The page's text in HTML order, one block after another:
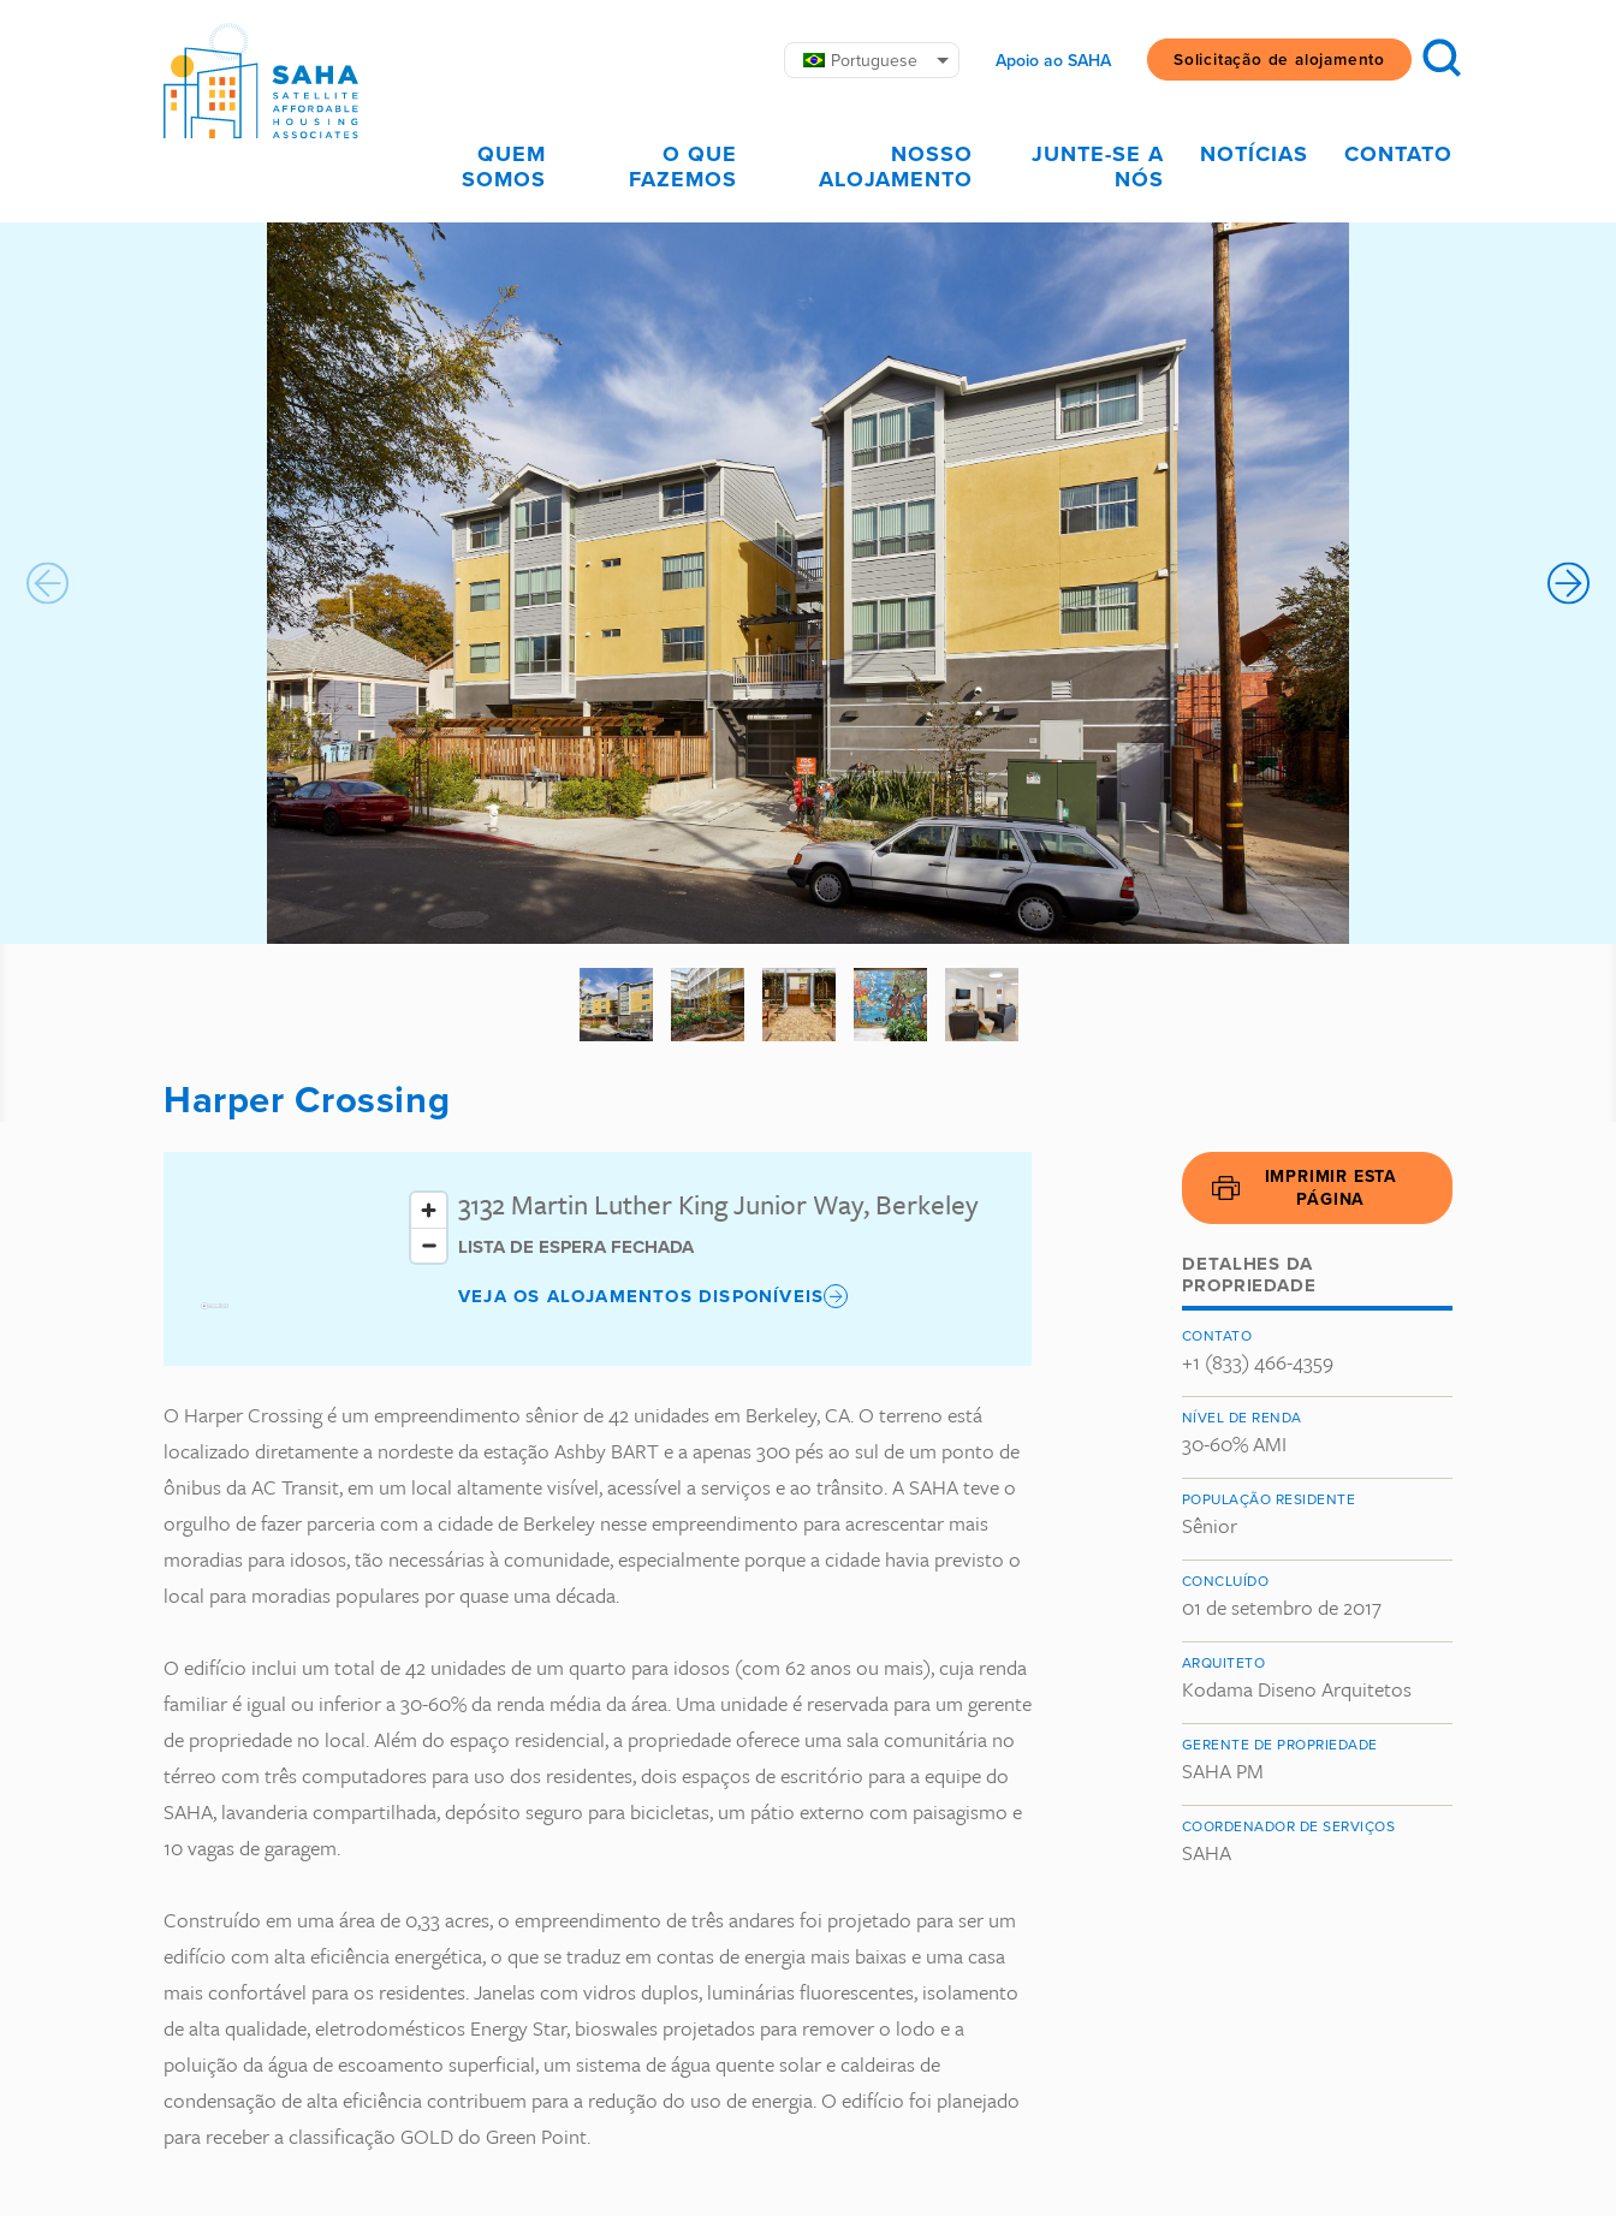
Pular para o conteúdo
Portuguese Apoio ao SAHA Solicitação de alojamento
QUEM
SOMOS
O QUE
FAZEMOS
NOSSO
ALOJAMENTO
JUNTE-SE A
NÓS
NOTÍCIAS CONTATO
Harper Crossing
3132 Martin Luther King Junior Way, Berkeley
LISTA DE ESPERA FECHADA
VEJA OS ALOJAMENTOS DISPONÍVEIS
IMPRIMIR ESTA
PÁGINA
DETALHES DA
PROPRIEDADE
CONTATO
+1 (833) 466-4359
NÍVEL DE RENDA
30-60% AMI
POPULAÇÃO RESIDENTE
Sênior
CONCLUÍDO
01 de setembro de 2017
ARQUITETO
Kodama Diseno Arquitetos
GERENTE DE PROPRIEDADE
SAHA PM
COORDENADOR DE SERVIÇOS
SAHA
O Harper Crossing é um empreendimento sênior de 42 unidades em Berkeley, CA. O terreno está
localizado diretamente a nordeste da estação Ashby BART e a apenas 300 pés ao sul de um ponto de
ônibus da AC Transit, em um local altamente visível, acessível a serviços e ao trânsito. A SAHA teve o
orgulho de fazer parceria com a cidade de Berkeley nesse empreendimento para acrescentar mais
moradias para idosos, tão necessárias à comunidade, especialmente porque a cidade havia previsto o
local para moradias populares por quase uma década.
O edifício inclui um total de 42 unidades de um quarto para idosos (com 62 anos ou mais), cuja renda
familiar é igual ou inferior a 30-60% da renda média da área. Uma unidade é reservada para um gerente
de propriedade no local. Além do espaço residencial, a propriedade oferece uma sala comunitária no
térreo com três computadores para uso dos residentes, dois espaços de escritório para a equipe do
SAHA, lavanderia compartilhada, depósito seguro para bicicletas, um pátio externo com paisagismo e
10 vagas de garagem.
Construído em uma área de 0,33 acres, o empreendimento de três andares foi projetado para ser um
edifício com alta eficiência energética, o que se traduz em contas de energia mais baixas e uma casa
mais confortável para os residentes. Janelas com vidros duplos, luminárias fluorescentes, isolamento
de alta qualidade, eletrodomésticos Energy Star, bioswales projetados para remover o lodo e a
poluição da água de escoamento superficial, um sistema de água quente solar e caldeiras de
condensação de alta eficiência contribuem para a redução do uso de energia. O edifício foi planejado
para receber a classificação GOLD do Green Point.